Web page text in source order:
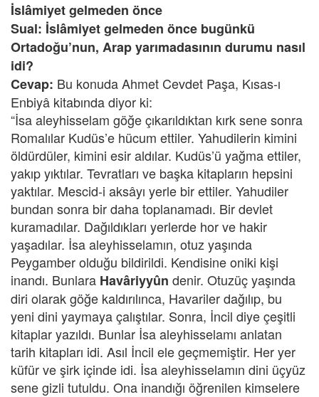
İslâmiyet gelmeden önce
Sual: İslâmiyet gelmeden önce bugünkü
Ortadoğu’nun, Arap yarımadasının durumu nasıl
idi?
Cevap: Bu konuda Ahmet Cevdet Paşa, Kısas-ı
Enbiyâ kitabında diyor ki:
“İsa aleyhisselam göğe çıkarıldıktan kırk sene sonra
Romalılar Kudüs’e hücum ettiler. Yahudilerin kimini
öldürdüler, kimini esir aldılar. Kudüs’ü yağma ettiler,
yakıp yıktılar. Tevratları ve başka kitapların hepsini
yaktılar. Mescid-i aksâyı yerle bir ettiler. Yahudiler
bundan sonra bir daha toplanamadı. Bir devlet
kuramadılar. Dağıldıkları yerlerde hor ve hakir
yaşadılar. İsa aleyhisselamın, otuz yaşında
Peygamber olduğu bildirildi. Kendisine oniki kişi
inandı. Bunlara Havâriyyûn denir. Otuzüç yaşında
diri olarak göğe kaldırılınca, Havariler dağılıp, bu
yeni dini yaymaya çalıştılar. Sonra, İncil diye çeşitli
kitaplar yazıldı. Bunlar İsa aleyhisselamı anlatan
tarih kitapları idi. Asıl İncil ele geçmemiştir. Her yer
küfür ve şirk içinde idi. İsa aleyhisselamın dini üçyüz
sene gizli tutuldu. Ona inandığı öğrenilen kimselere